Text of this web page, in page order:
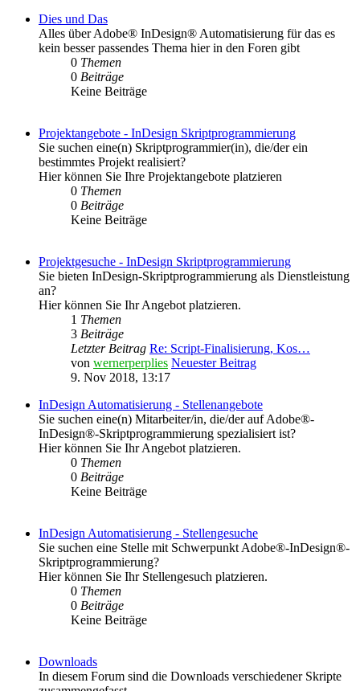
Dies und Das
Alles über Adobe® InDesign® Automatisierung für das es
kein besser passendes Thema hier in den Foren gibt
0 Themen
0 Beiträge
Keine Beiträge
Projektangebote - InDesign Skriptprogrammierung
Sie suchen eine(n) Skriptprogrammier(in), die/der ein
bestimmtes Projekt realisiert?
Hier können Sie Ihre Projektangebote platzieren
0 Themen
0 Beiträge
Keine Beiträge
Projektgesuche - InDesign Skriptprogrammierung
Sie bieten InDesign-Skriptprogrammierung als Dienstleistung
an?
Hier können Sie Ihr Angebot platzieren.
1 Themen
3 Beiträge
Letzter Beitrag Re: Script-Finalisierung, Kos…
von wernerperplies Neuester Beitrag
9. Nov 2018, 13:17
InDesign Automatisierung - Stellenangebote
Sie suchen eine(n) Mitarbeiter/in, die/der auf Adobe®-
InDesign®-Skriptprogrammierung spezialisiert ist?
Hier können Sie Ihr Angebot platzieren.
0 Themen
0 Beiträge
Keine Beiträge
InDesign Automatisierung - Stellengesuche
Sie suchen eine Stelle mit Schwerpunkt Adobe®-InDesign®-
Skriptprogrammierung?
Hier können Sie Ihr Stellengesuch platzieren.
0 Themen
0 Beiträge
Keine Beiträge
Downloads
In diesem Forum sind die Downloads verschiedener Skripte